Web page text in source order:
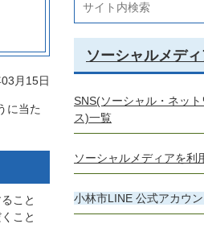
月15日
に当た
こと
こと
ソーシャルメデ
SNS(ソーシャル・ネッ
ス)一覧
ソーシャルメディアを利
小林市LINE 公式アカウ